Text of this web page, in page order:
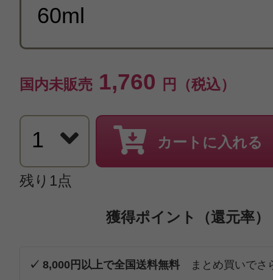
国内未販売 1,760 円（税込）
カートに入れる
残り1点
獲得ポイント（還元率）
✓ 8,000円以上で全国送料無料 まとめ買いでさ